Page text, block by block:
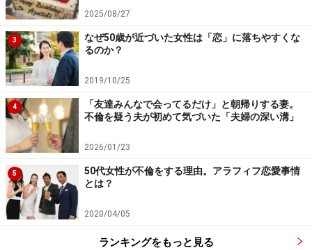
があるからと部屋にこもり、食事まで家族と別にとって
います。どうしてそこまでいじけちゃっているのかと部
屋の外から、ちょっと冗談交じりに尋ねてみたんです
が、『神経を逆なでするようなことばかり言うな』っ
て。いつまでたっても怒りが解けない」
ミサさんは、こうなると相性が悪いとしか思えないと言
う。つきあっているときから、彼女のふとした一言で、
夫が表情を変えることがあったのを思い出しているそう
だ。
「結婚自体が無理だったのかな、と。子どもがふたりい
て、家族で仲良くしたいだけなんです、私は。でも夫は
2025/08/27
3
なぜ50歳が近づいた女性は「恋」に落ちやすくな
るのか？
2019/10/25
4
「友達みんなで会ってるだけ」と朝帰りする妻。
不倫を疑う夫が初めて気づいた「夫婦の深い溝」
2026/01/23
5
50代女性が不倫をする理由。アラフィフ恋愛事情
とは？
2020/04/05
ランキングをもっと見る